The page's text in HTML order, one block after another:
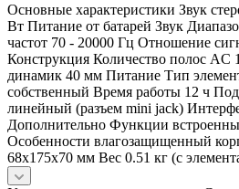
Основные характеристики Звук
Вт Питание от батарей Звук
частот 70 - 20000 Гц Отношение
Конструкция Количество полос
динамик 40 мм Питание Тип
собственный Время работы 12 ч
линейный (разъем mini jack)
Дополнительно Функции
Особенности влагозащищенный
68x175x70 мм Вес 0.51 кг (с